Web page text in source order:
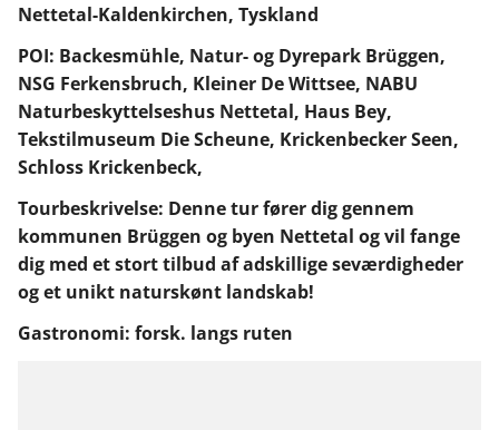
Nettetal-Kaldenkirchen, Tyskland
POI: Backesmühle, Natur- og Dyrepark Brüggen,
NSG Ferkensbruch, Kleiner De Wittsee, NABU
Naturbeskyttelseshus Nettetal, Haus Bey,
Tekstilmuseum Die Scheune, Krickenbecker Seen,
Schloss Krickenbeck,
Tourbeskrivelse: Denne tur fører dig gennem
kommunen Brüggen og byen Nettetal og vil fange
dig med et stort tilbud af adskillige seværdigheder
og et unikt naturskønt landskab!
Gastronomi: forsk. langs ruten